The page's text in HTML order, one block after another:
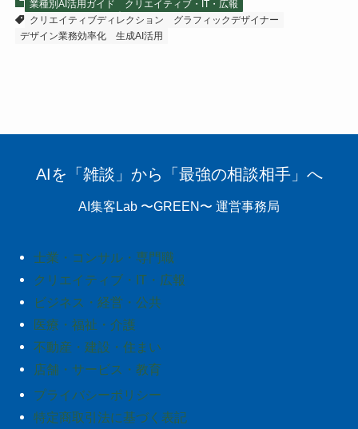
業種別AI活用ガイド
クリエイティブ・IT・広報
クリエイティブディレクション
グラフィックデザイナー
デザイン業務効率化
生成AI活用
AIを「雑談」から「最強の相談相手」へ
AI集客Lab 〜GREEN〜 運営事務局
士業・コンサル・専門職
クリエイティブ・IT・広報
ビジネス・経営・公共
医療・福祉・介護
不動産・建設・住まい
店舗・サービス・教育
プライバシーポリシー
特定商取引法に基づく表記